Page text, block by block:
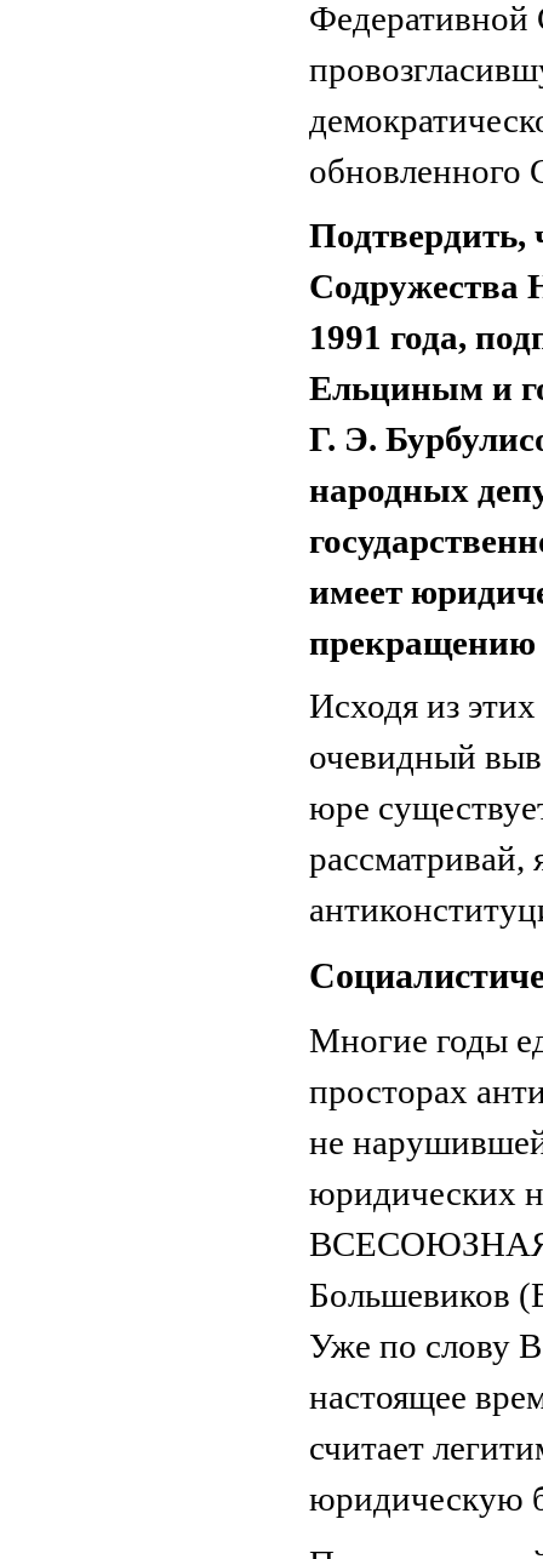
Федеративной
обновленного
Подтвердить,
Содружества
1991 года,
Ельциным и
Г. Э.
народных
имеет
прекращению
Исходя из
очевидный
юре
рассматривай,
Многие годы
просторах
не
юридических
ВСЕСОЮЗНАЯ
Большевиков
Уже по
настоящее
считает
юридическую